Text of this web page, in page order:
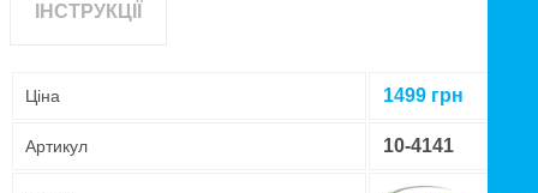
ІНСТРУКЦІЇ
Ціна 1499 грн
Артикул 10-4141